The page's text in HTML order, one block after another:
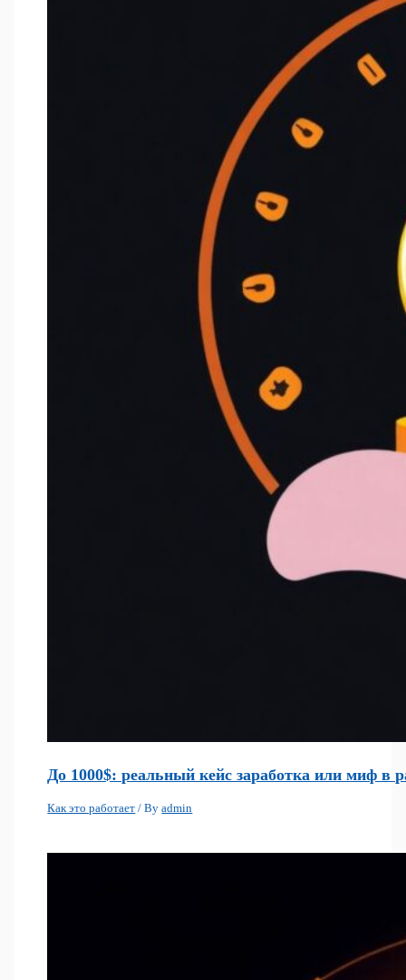
До 1000$: реальный кейс заработка или миф в
Как это работает / Byadmin